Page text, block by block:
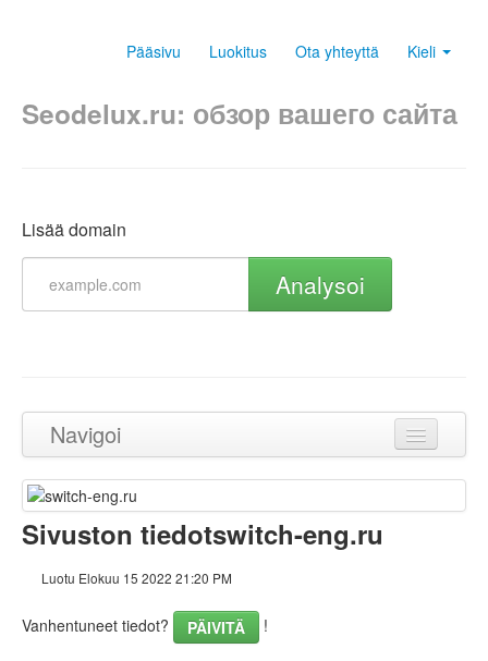
Pääsivu Luokitus Ota yhteyttä Kieli
Seodelux.ru: обзор вашего сайта
Lisää domain
Analysoi
Navigoi
Takaisin ylös
Sisältö
Sivuston tiedotswitch-eng.ru
Luotu Elokuu 15 2022 21:20 PM
Vanhentuneet tiedot? PÄIVITÄ !